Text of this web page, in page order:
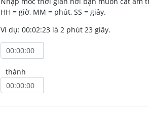
HH = giờ, MM = phút, SS = giây.
Ví dụ: 00:02:23 là 2 phút 23 giây.
thành